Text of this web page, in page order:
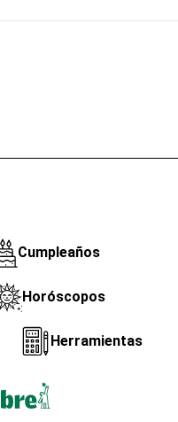
Cumpleaños
Horóscopos
Herramientas